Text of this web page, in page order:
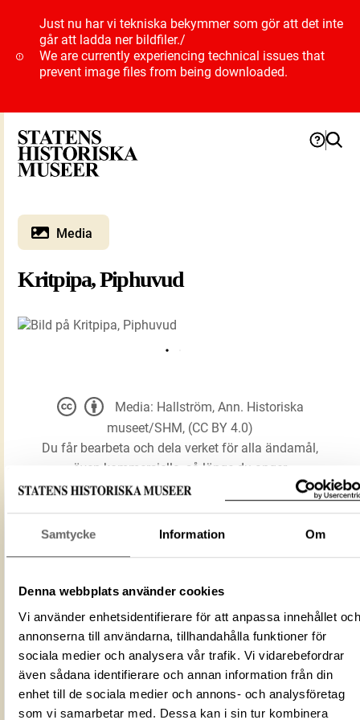
Samtycke Information Om
Denna webbplats använder cookies
Vi använder enhetsidentifierare för att anpassa innehållet och
annonserna till användarna, tillhandahålla funktioner för
sociala medier och analysera vår trafik. Vi vidarebefordrar
även sådana identifierare och annan information från din
enhet till de sociala medier och annons- och analysföretag
som vi samarbetar med. Dessa kan i sin tur kombinera
Just nu har vi tekniska bekymmer som gör att det inte
går att ladda ner bildfiler./
We are currently experiencing technical issues that
prevent image files from being downloaded.
Media
Kritpipa, Piphuvud
Kritpipa
Piphuvud
Föremålsnummer
1374653_HST
e386c8fb-2737-4cd6-ae49-
Media: Hallström, Ann. Historiska
museet/SHM, (CC BY 4.0)
Du får bearbeta och dela verket för alla ändamål,
även kommersiella, så länge du anger
upphovsperson och licensgivare.
LADDA NER MEDIA